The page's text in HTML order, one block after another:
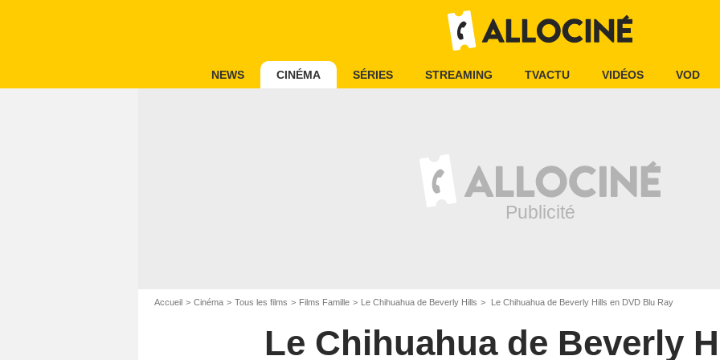
NEWS CINÉMA SÉRIES STREAMING TVACTU VIDÉOS VOD
Accueil Cinéma Tous les films Films Famille Le Chihuahua de Beverly Hills Le Chihuahua de Beverly Hills en DVD Blu Ray
Le Chihuahua de Beverly